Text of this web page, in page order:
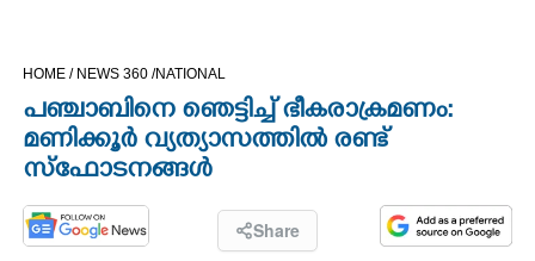
OPINION
PHOTOS
HOME / NEWS 360 /NATIONAL
പഞ്ചാബിനെ ഞെട്ടിച്ച് ഭീകരാക്രമണം:
മണിക്കൂർ വ്യത്യാസത്തിൽ രണ്ട്
സ്ഫോടനങ്ങൾ
Share